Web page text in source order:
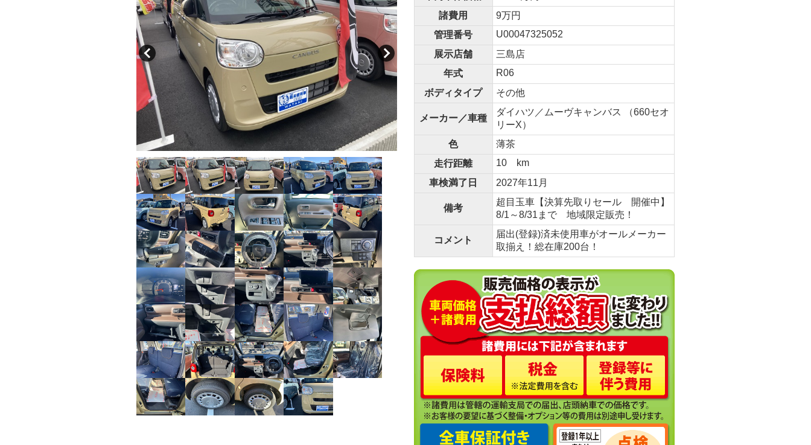
諸費用
9万円
管理番号
U00047325052
展示店舗
三島店
年式
R06
ボディタイプ
その他
メーカー／車種
ダイハツ／ムーヴキャンバス （660セオ
リーX）
色
薄茶
走行距離
10 km
車検満了日
2027年11月
備考
超目玉車【決算先取りセール 開催中】
8/1～8/31まで 地域限定販売！
コメント
届出(登録)済未使用車がオールメーカー
取揃え！総在庫200台！